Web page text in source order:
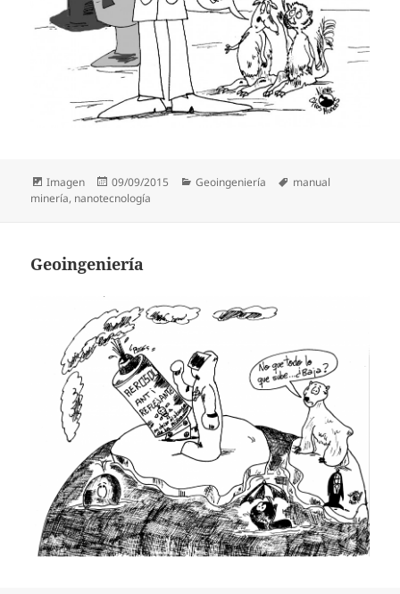
Formato
Imagen
Publicado
el
09/09/2015 Categorías
Geoingeniería Etiquetas
manual
minería, nanotecnología
Geoingeniería